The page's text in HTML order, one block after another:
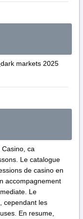
dark markets 2025
ca
Le catalogue
de casino en
accompagnement
Le
cependant les
En resume,